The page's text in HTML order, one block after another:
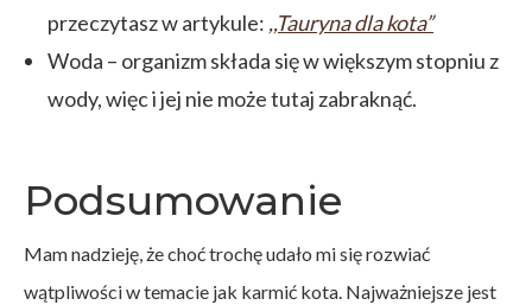
przeczytasz w artykule: ,,Tauryna dla kota”
Woda – organizm składa się w większym stopniu z
wody, więc i jej nie może tutaj zabraknąć.
Podsumowanie
Mam nadzieję, że choć trochę udało mi się rozwiać
wątpliwości w temacie jak karmić kota. Najważniejsze jest